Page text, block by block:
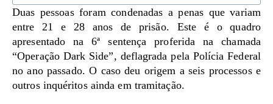
Duas pessoas foram condenadas a penas que variam
entre 21 e 28 anos de prisão. Este é o quadro
apresentado na 6ª sentença proferida na chamada
“Operação Dark Side”, deflagrada pela Polícia Federal
no ano passado. O caso deu origem a seis processos e
outros inquéritos ainda em tramitação.